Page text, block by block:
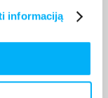
informaciją
pristatymą į
biure Kaune.